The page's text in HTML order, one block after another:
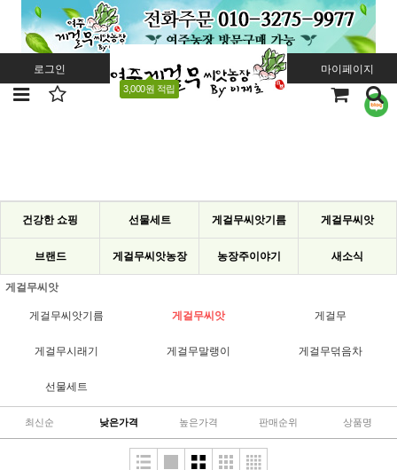
로그인 회원가입
3,000원 적립
주문조회 마이페이지
건강한 쇼핑 선물세트 게걸무씨앗기름 게걸무씨앗
브랜드 게걸무씨앗농장 농장주이야기 새소식
게걸무씨앗
게걸무씨앗기름 게걸무씨앗 게걸무
게걸무시래기 게걸무말랭이 게걸무덖음차
선물세트
최신순 낮은가격 높은가격 판매순위 상품명